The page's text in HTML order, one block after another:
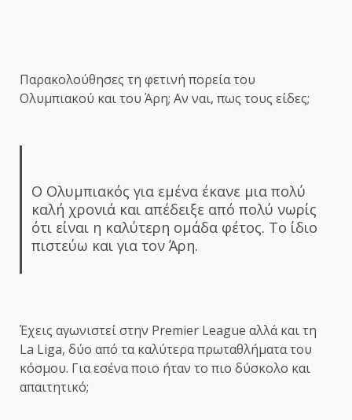
Παρακολούθησες τη φετινή πορεία του
Ολυμπιακού και του Άρη; Αν ναι, πως τους είδες;
Ο Ολυμπιακός για εμένα έκανε μια πολύ
καλή χρονιά και απέδειξε από πολύ νωρίς
ότι είναι η καλύτερη ομάδα φέτος. Το ίδιο
πιστεύω και για τον Άρη.
Έχεις αγωνιστεί στην Premier League αλλά και τη
La Liga, δύο από τα καλύτερα πρωταθλήματα του
κόσμου. Για εσένα ποιο ήταν το πιο δύσκολο και
απαιτητικό;